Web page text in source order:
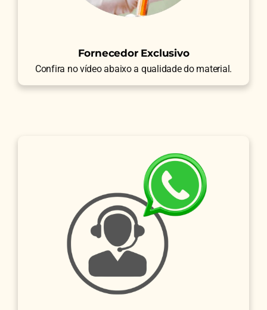
Fornecedor Exclusivo
Confira no vídeo abaixo a qualidade do material.